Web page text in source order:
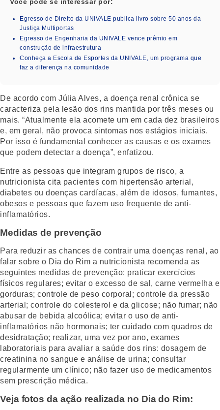
Egresso de Direito da UNIVALE publica livro sobre 50 anos da
Justiça Multiportas
Egresso de Engenharia da UNIVALE vence prêmio em
construção de infraestrutura
Conheça a Escola de Esportes da UNIVALE, um programa que
faz a diferença na comunidade
De acordo com Júlia Alves, a doença renal crônica se
caracteriza pela lesão dos rins mantida por três meses ou
mais. “Atualmente ela acomete um em cada dez brasileiros
e, em geral, não provoca sintomas nos estágios iniciais.
Por isso é fundamental conhecer as causas e os exames
que podem detectar a doença”, enfatizou.
Entre as pessoas que integram grupos de risco, a
nutricionista cita pacientes com hipertensão arterial,
diabetes ou doenças cardíacas, além de idosos, fumantes,
obesos e pessoas que fazem uso frequente de anti-
inflamatórios.
Medidas de prevenção
Para reduzir as chances de contrair uma doenças renal, ao
falar sobre o Dia do Rim a nutricionista recomenda as
seguintes medidas de prevenção: praticar exercícios
físicos regulares; evitar o excesso de sal, carne vermelha e
gorduras; controle de peso corporal; controle da pressão
arterial; controle do colesterol e da glicose; não fumar; não
abusar de bebida alcoólica; evitar o uso de anti-
inflamatórios não hormonais; ter cuidado com quadros de
desidratação; realizar, uma vez por ano, exames
laboratoriais para avaliar a saúde dos rins: dosagem de
creatinina no sangue e análise de urina; consultar
regularmente um clínico; não fazer uso de medicamentos
sem prescrição médica.
Veja fotos da ação realizada no Dia do Rim: